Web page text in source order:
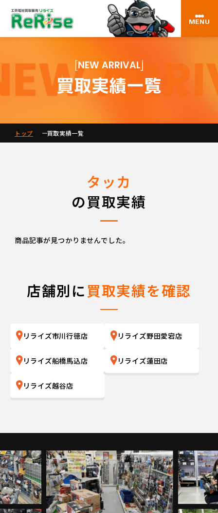
MENU
NEW ARRIVAL
買取実績一覧
トップ 買取実績一覧
タッカ
の買取実績
商品記事が見つかりませんでした。
店舗別に買取実績を確認
リライズ市川行徳店 リライズ野田愛宕店
リライズ船橋馬込店 リライズ蓮田店
リライズ越谷店